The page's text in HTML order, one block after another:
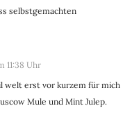
selbstgemachten
11:38 Uhr
welt erst vor kurzem für mich
Mule und Mint Julep.